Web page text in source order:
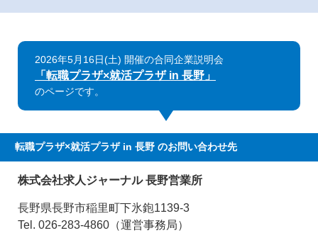
2026年5月16日(土) 開催の合同企業説明会
「転職プラザ×就活プラザ in 長野」
のページです。
転職プラザ×就活プラザ in 長野 のお問い合わせ先
株式会社求人ジャーナル 長野営業所
長野県長野市稲里町下氷鉋1139-3
Tel. 026-283-4860（運営事務局）